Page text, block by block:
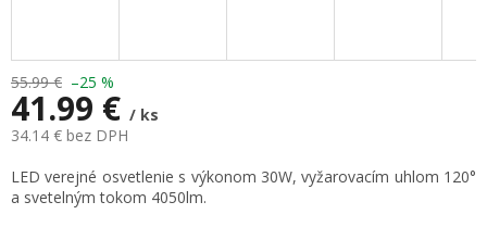
55.99 € –25 %
41.99 € / ks
34.14 € bez DPH
cena:
LED verejné osvetlenie s výkonom 30W, vyžarovacím uhlom 120°
a svetelným tokom 4050lm.